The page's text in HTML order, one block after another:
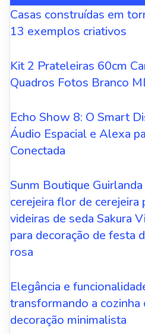
Casas construídas em
13 exemplos criativos
Kit 2 Prateleiras 60cm
Quadros Fotos Branco
Echo Show 8: O Smart
Áudio Espacial e Alexa
Conectada
Sunm Boutique
cerejeira flor de cerejeira
videiras de seda Sakura
para decoração de festa
rosa
Elegância e
transformando a cozinha
decoração minimalista